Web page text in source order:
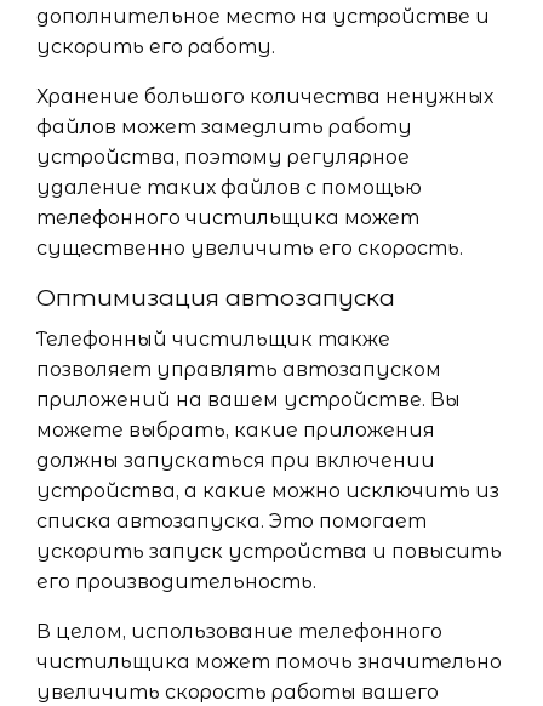
дополнительное место на устройстве и
ускорить его работу.
Хранение большого количества ненужных
файлов может замедлить работу
устройства, поэтому регулярное
удаление таких файлов с помощью
телефонного чистильщика может
существенно увеличить его скорость.
Оптимизация автозапуска
Телефонный чистильщик также
позволяет управлять автозапуском
приложений на вашем устройстве. Вы
можете выбрать, какие приложения
должны запускаться при включении
устройства, а какие можно исключить из
списка автозапуска. Это помогает
ускорить запуск устройства и повысить
его производительность.
В целом, использование телефонного
чистильщика может помочь значительно
увеличить скорость работы вашего